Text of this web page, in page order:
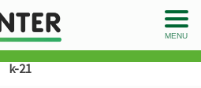
MENU
k-21